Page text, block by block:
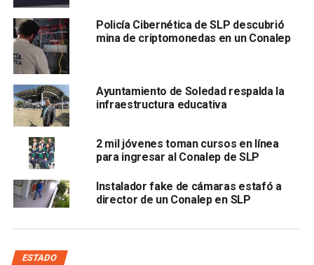
permite tener certeza a los padres de familia de donde se
encuentran sus hijos, así como el avance académico en la
educación media superior.
El director general de Conalep en el estado,Mario García
Valdez,señaló que ya se opera con esta Plataforma
en beneficio de los más de 5 mil alumnos.
Policía Cibernética de SLP descubrió
mina de criptomonedas en un Conalep
Ayuntamiento de Soledad respalda la
infraestructura educativa
2 mil jóvenes toman cursos en línea
para ingresar al Conalep de SLP
Instalador fake de cámaras estafó a
director de un Conalep en SLP
ESTADO